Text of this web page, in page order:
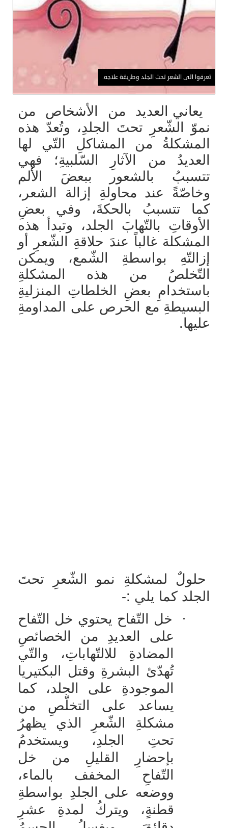
تعرفوا الى الشعر تحت الجلد وطريقة علاجه.
يعاني العديد من الأشخاص من
نموّ الشّعرِ تحتَ الجلدِ، وتُعدّ هذه
المشكلةُ من المشاكلِ التّي لها
العديدُ من الآثارِ السّلبيةِ؛ فهي
تتسببُ بالشعور ببعضَ الألم
وخاصّةً عند محاولةِ إزالة الشعر،
كما تتسببُ بالحكةَ، وفي بعضِ
الأوقاتِ بالتّهابَ الجلد، وتبدأ هذه
المشكلة غالباً عندَ حلاقةِ الشّعرِ أو
إزالتّهِ بواسطةِ الشّمع، ويمكن
التّخلصُ من هذه المشكلةِ
باستخدامِ بعضِ الخلطاتِ المنزليةِ
البسيطةِ مع الحرص على المداومةِ
عليها.
حلولٌ لمشكلةِ نمو الشّعرِ تحتَ
الجلد كما يلي :-
·
خل التّفاح يحتوي خل التّفاح
على العديدِ من الخصائصِ
المضادةِ للالتّهاباتِ، والتّي
تُهدّئ البشرةِ وقتل البكتيريا
الموجودةِ على الجلد، كما
يساعد على التخلّصِ من
مشكلةِ الشّعرِ الذي يظهرُ
تحتِ الجلدِ، ويستخدمُ
بإحضارِ القليلِ من خل
التّفاحِ المخفف بالماء،
ووضعه على الجلدِ بواسطةِ
قطنةٍ، ويتركُ لمدةِ عشرِ